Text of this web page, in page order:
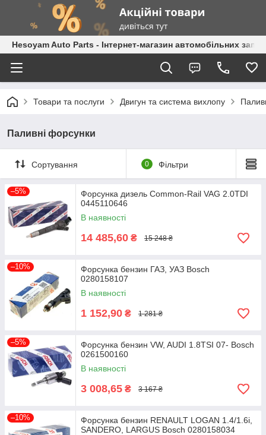
Hesoyam Auto Parts - Інтернет-магазин автомобільних
Товари та послуги Двигун та система вихлопу
Паливні форсунки
Сортування 0 Фільтри
–5%
Форсунка дизель Common-Rail VAG 2.0TDI
0445110646
В наявності
14 485,60 ₴ 15 248 ₴
–10%
Форсунка бензин ГАЗ, УАЗ Bosch
0280158107
В наявності
1 152,90 ₴ 1 281 ₴
–5%
Форсунка бензин VW, AUDI 1.8TSI 07- Bosch
0261500160
В наявності
3 008,65 ₴ 3 167 ₴
–10%
Форсунка бензин RENAULT LOGAN 1.4/1.6i,
SANDERO, LARGUS Bosch 0280158034